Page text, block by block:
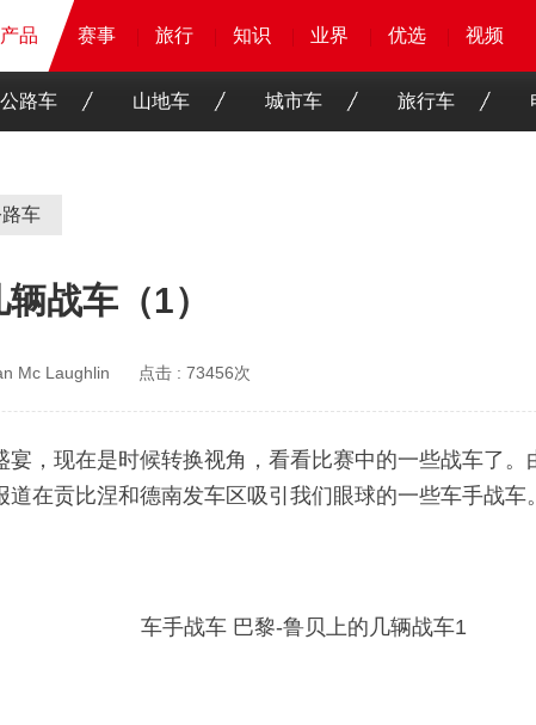
赛事 旅行 知识 业界 优选 骑客
产品 赛事 旅行 知识 业界 优选 骑客
产品 赛事 旅行 知识 业界 优选 视频
产品 赛事 旅行 知识 业界 优选 视频
公路车 山地车 城市车 旅行车
车
战车（1）
Mc Laughlin 点击 : 73456次
，现在是时候转换视角，看看比赛中的一些战车了。
在贡比涅和德南发车区吸引我们眼球的一些车手战车。